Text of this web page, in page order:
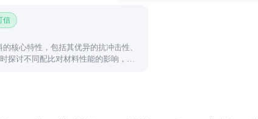
信
核心特性，包括其优异的抗冲击性、
探讨不同配比对材料性能的影响，为